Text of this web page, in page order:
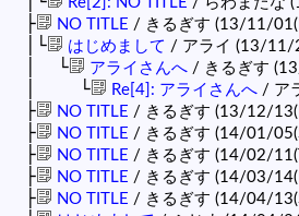
├ NO TITLE / きるぎす (13/11/
│└ はじめまして / アライ (13/11/
│ └ アライさんへ / きるぎす
│ └ Re[4]: アライさんへ / ア
├ NO TITLE / きるぎす (13/12/
├ NO TITLE / きるぎす (14/01/
├ NO TITLE / きるぎす (14/02/
├ NO TITLE / きるぎす (14/03/
├ NO TITLE / きるぎす (14/04/